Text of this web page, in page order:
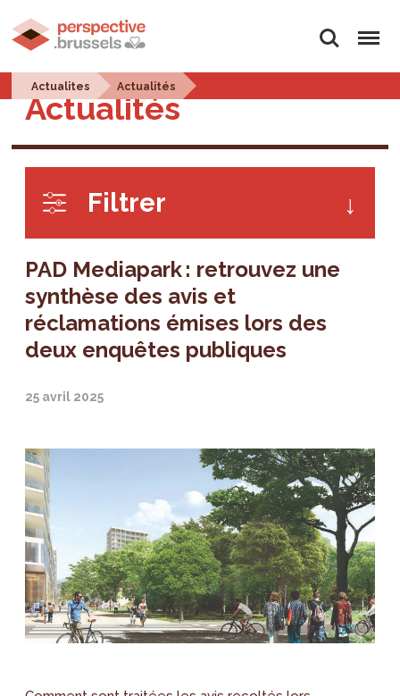
Rechercher
Menu
Actualites Actualités
Actualités
Filtrer
PAD Mediapark : retrouvez une
synthèse des avis et
réclamations émises lors des
deux enquêtes publiques
25 avril 2025